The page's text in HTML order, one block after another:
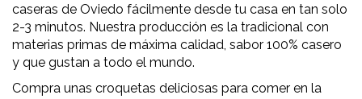
caseras de Oviedo fácilmente desde tu casa en tan solo
2-3 minutos. Nuestra producción es la tradicional con
materias primas de máxima calidad, sabor 100% casero
y que gustan a todo el mundo.
Compra unas croquetas deliciosas para comer en la